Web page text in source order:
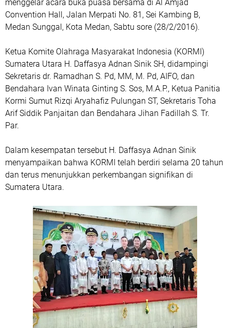
menggelar acara buka puasa bersama di Al Amjad
Convention Hall, Jalan Merpati No. 81, Sei Kambing B,
Medan Sunggal, Kota Medan, Sabtu sore (28/2/2016).
Ketua Komite Olahraga Masyarakat Indonesia (KORMI)
Sumatera Utara H. Daffasya Adnan Sinik SH, didampingi
Sekretaris dr. Ramadhan S. Pd, MM, M. Pd, AIFO, dan
Bendahara Ivan Winata Ginting S. Sos, M.A.P., Ketua Panitia
Kormi Sumut Rizqi Aryahafiz Pulungan ST, Sekretaris Toha
Arif Siddik Panjaitan dan Bendahara Jihan Fadillah S. Tr.
Par.
Dalam kesempatan tersebut H. Daffasya Adnan Sinik
menyampaikan bahwa KORMI telah berdiri selama 20 tahun
dan terus menunjukkan perkembangan signifikan di
Sumatera Utara.